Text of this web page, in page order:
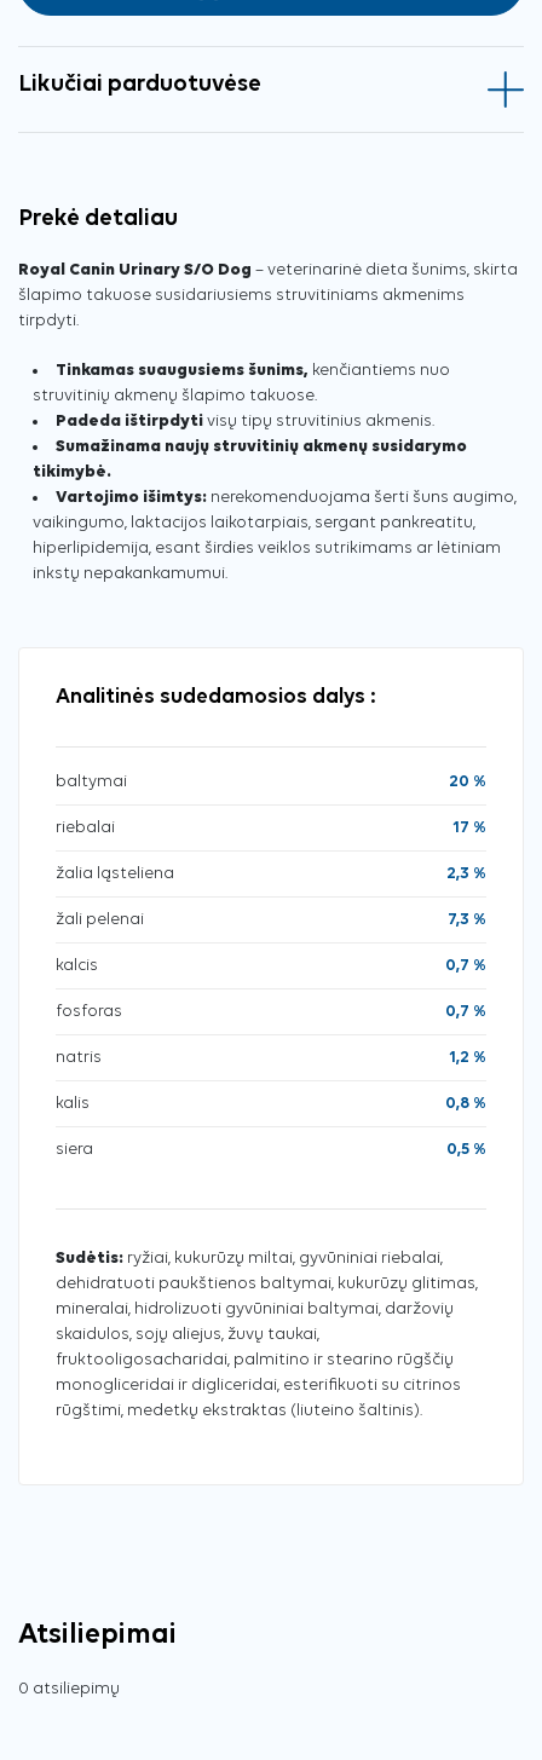
Likučiai parduotuvėse
Prekė detaliau
Royal Canin Urinary S/O Dog – veterinarinė dieta šunims, skirta
šlapimo takuose susidariusiems struvitiniams akmenims
tirpdyti.
Tinkamas suaugusiems šunims, kenčiantiems nuo
struvitinių akmenų šlapimo takuose.
Padeda ištirpdyti visų tipų struvitinius akmenis.
Sumažinama naujų struvitinių akmenų susidarymo
tikimybė.
Vartojimo išimtys: nerekomenduojama šerti šuns augimo,
vaikingumo, laktacijos laikotarpiais, sergant pankreatitu,
hiperlipidemija, esant širdies veiklos sutrikimams ar lėtiniam
inkstų nepakankamumui.
Analitinės sudedamosios dalys :
baltymai 20 %
riebalai 17 %
žalia ląsteliena 2,3 %
žali pelenai 7,3 %
kalcis 0,7 %
fosforas 0,7 %
natris 1,2 %
kalis 0,8 %
siera 0,5 %
Sudėtis: ryžiai, kukurūzų miltai, gyvūniniai riebalai,
dehidratuoti paukštienos baltymai, kukurūzų glitimas,
mineralai, hidrolizuoti gyvūniniai baltymai, daržovių
skaidulos, sojų aliejus, žuvų taukai,
fruktooligosacharidai, palmitino ir stearino rūgščių
monogliceridai ir digliceridai, esterifikuoti su citrinos
rūgštimi, medetkų ekstraktas (liuteino šaltinis).
Atsiliepimai
0 atsiliepimų